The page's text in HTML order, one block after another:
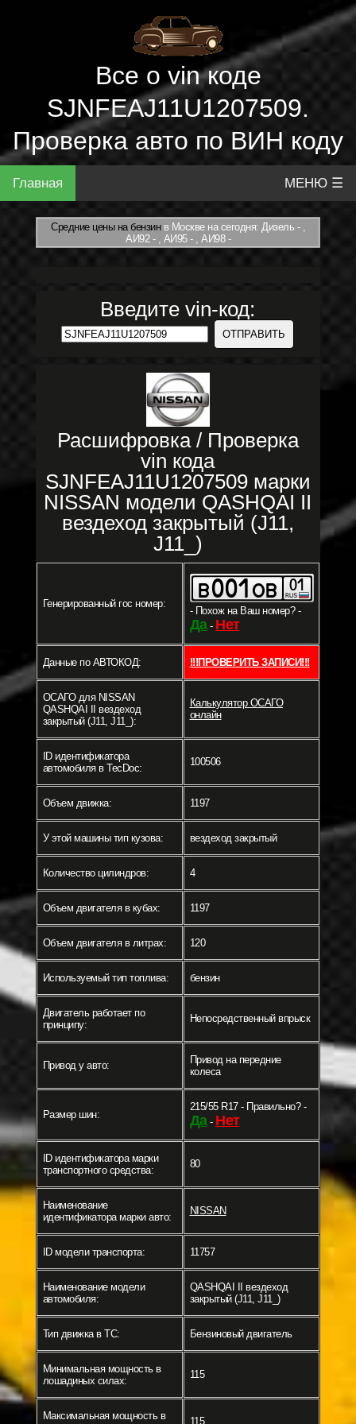
Все о vin коде
SJNFEAJ11U1207509.
Проверка авто по ВИН коду
Главная МЕНЮ ☰
Средние цены на бензинв Москве на сегодня: Дизель - ,
АИ92 - , АИ95 - , АИ98 -
Введите vin-код:
Расшифровка / Проверка
vin кода
SJNFEAJ11U1207509 марки
NISSAN модели QASHQAI II
вездеход закрытый (J11,
J11_)
Генерированный гос номер:
- Похож на Ваш номер? -
Да- Нет
Данные по АВТОКОД: !!!ПРОВЕРИТЬ ЗАПИСИ!!!
ОСАГО для NISSAN
QASHQAI II вездеход
закрытый (J11, J11_):
Калькулятор ОСАГО
онлайн
ID идентификатора
автомобиля в TecDoc:
100506
Объем движка: 1197
У этой машины тип кузова: вездеход закрытый
Количество цилиндров: 4
Объем двигателя в кубах: 1197
Объем двигателя в литрах: 120
Используемый тип топлива: бензин
Двигатель работает по
принципу:
Непосредственный впрыск
Привод у авто:
Привод на передние
колеса
Размер шин:
215/55 R17 - Правильно? -
Да- Нет
ID идентификатора марки
транспортного средства:
80
Наименование
идентификатора марки авто:
NISSAN
ID модели транспорта: 11757
Наименование модели
автомобиля:
QASHQAI II вездеход
закрытый (J11, J11_)
Тип движка в ТС: Бензиновый двигатель
Минимальная мощность в
лошадиных силах:
115
Максимальная мощность в
115